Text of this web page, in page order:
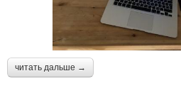
читать дальше →